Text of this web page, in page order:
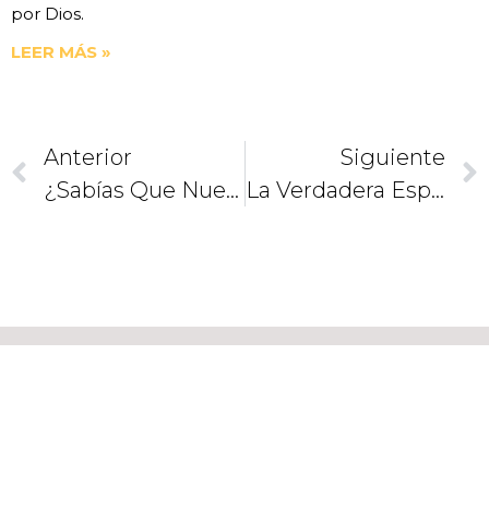
por Dios.
LEER MÁS »
Anterior
¿Sabías Que Nuestros Hijos Pueden Ser Misioneros Desde Tu Casa?
Siguiente
La Verdadera Esperanza. Perfeccionar La Libertad